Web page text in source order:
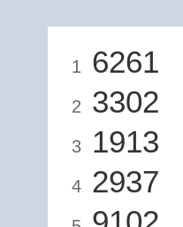
1 6261
2 3302
3 1913
4 2937